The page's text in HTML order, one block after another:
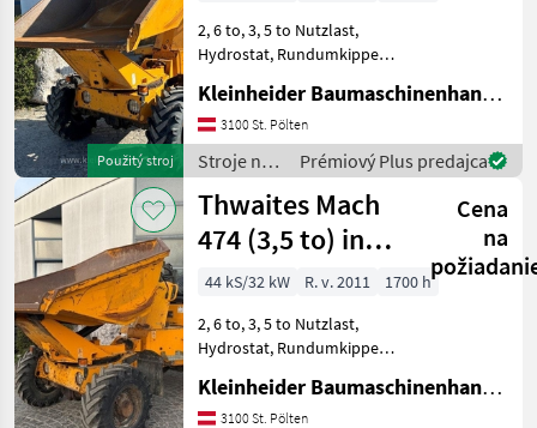
Použitý stroj
2, 6 to, 3, 5 to Nutzlast,
Hydrostat, Rundumkipper
vozidlo
Kleinheider Baumaschinenhandel GmbH.
3100 St. Pölten
Stroje na
stavbu /
Thwaites
Prémiový Plus predajca
Thwaites Mach
474 (3,5 to) inkl.
EZG
Cena
na
44 kS/32 kW R. v. 2011
1700 h
2, 6 to, 3, 5 to Nutzlast,
Hydrostat, Rundumkipper
vozidlo
Kleinheider Baumaschinenhandel GmbH.
3100 St. Pölten